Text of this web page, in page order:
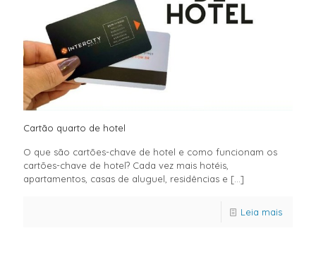
Cartão quarto de hotel
O que são cartões-chave de hotel e como funcionam os
cartões-chave de hotel? Cada vez mais hotéis,
apartamentos, casas de aluguel, residências e […]
Leia mais